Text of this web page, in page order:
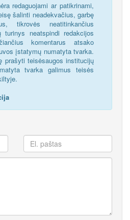
redaguojami ar patikrinami,
šalinti neadekvačius, garbę
tikrovės neatitinkančius
turinys neatspindi redakcijos
komentarus atsako
įstatymų numatyta tvarka.
prašyti teisėsaugos institucijų
tvarka galimus teisės